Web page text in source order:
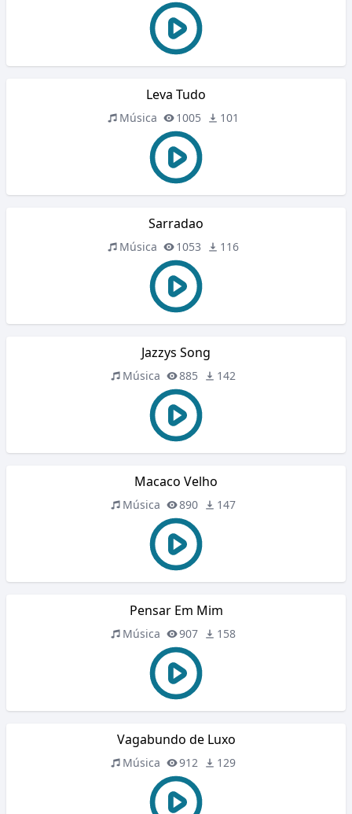
Leva Tudo
Música 1005 101
Sarradao
Música 1053 116
Jazzys Song
Música 885 142
Macaco Velho
Música 890 147
Pensar Em Mim
Música 907 158
Vagabundo de Luxo
Música 912 129